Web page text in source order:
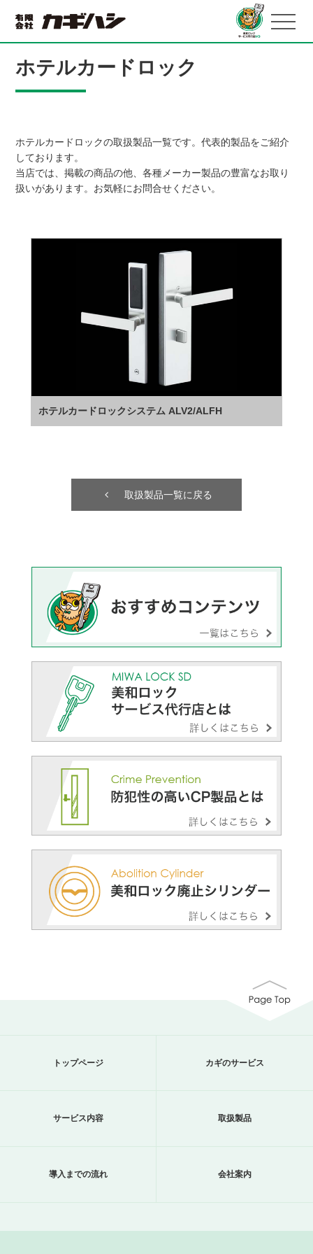
ホテルカードロック
ホテルカードロックの取扱製品一覧です。代表的製品をご紹介
しております。
当店では、掲載の商品の他、各種メーカー製品の豊富なお取り
扱いがあります。お気軽にお問合せください。
ホテルカードロックシステム ALV2/ALFH
取扱製品一覧に戻る
トップページ カギのサービス
サービス内容 取扱製品
導入までの流れ 会社案内